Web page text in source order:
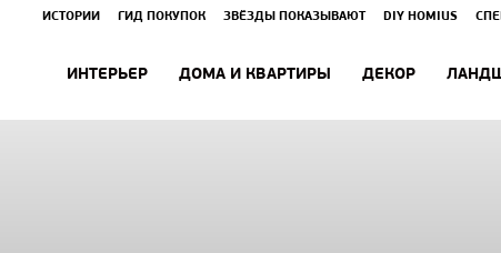
ИСТОРИИ ГИД ПОКУПОК ЗВЁЗДЫ ПОКАЗЫВАЮТ DIY HOMIUS
ИНТЕРЬЕР ДОМА И КВАРТИРЫ ДЕКОР